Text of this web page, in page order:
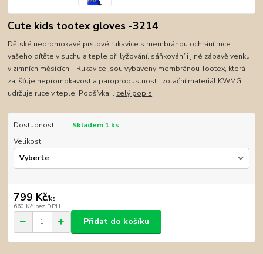
Cute kids tootex gloves -3214
Dětské nepromokavé prstové rukavice s membránou ochrání ruce
vašeho dítěte v suchu a teple při lyžování, sáňkování i jiné zábavě venku
v zimních měsících. Rukavice jsou vybaveny membránou Tootex, která
zajišťuje nepromokavost a paropropustnost. Izolační materiál KWMG
udržuje ruce v teple. Podšívka... celý popis
Dostupnost
Skladem 1 ks
Velikost
799 Kč/ks
660 Kč bez DPH
Přidat do košíku